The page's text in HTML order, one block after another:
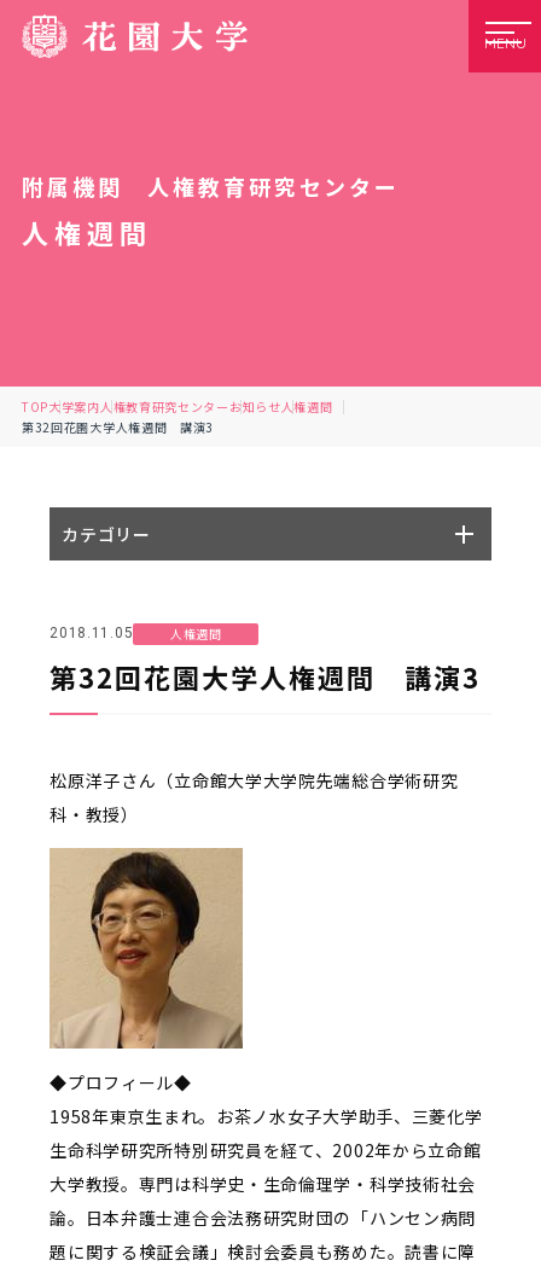
MENU
附属機関 人権教育研究センター
人権週間
TOP大学案内人権教育研究センター お知らせ人権週間
第32回花園大学人権週間 講演3
2018.11.05 人権週間
第32回花園大学人権週間 講演3
松原洋子さん（立命館大学大学院先端総合学術研究
科・教授）
◆プロフィール◆
1958年東京生まれ。お茶ノ水女子大学助手、三菱化学
生命科学研究所特別研究員を経て、2002年から立命館
大学教授。専門は科学史・生命倫理学・科学技術社会
論。日本弁護士連合会法務研究財団の「ハンセン病問
題に関する検証会議」検討会委員も務めた。読書に障
カテゴリー